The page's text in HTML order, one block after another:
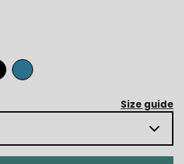
Size guide